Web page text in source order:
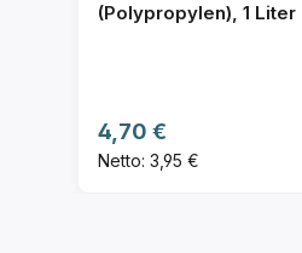
(Polypropylen), 1 Liter
Regulärer Preis:
4,70 €
Netto: 3,95 €